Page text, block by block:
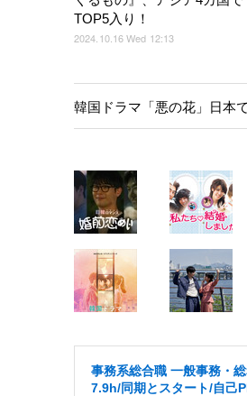
TOP5入り！
2024.10.16 Wed 12:13
韓国ドラマ「悪の花」日本
事務系総合職 一般事務・
7.9h/同期とスタート/自己